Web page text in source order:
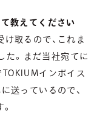
教えてください
取るので、これま
た。まだ当社宛てに
インボイス
送っているので、